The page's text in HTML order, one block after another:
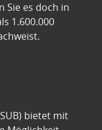
Sie es doch in
1.600.000
bietet mit